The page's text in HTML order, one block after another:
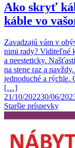
Ako skryť
káble vo
Zavadzajú vám v
nimi rady? Viditeľné
a neesteticky.
na stene raz a
jednoduché a rýchle.
[…]
21/10/202230/06/
Navigácia
príspevkov
Staršie príspevky